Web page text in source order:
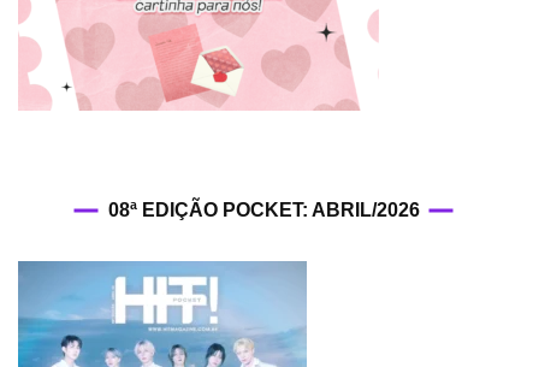
08ª EDIÇÃO POCKET: ABRIL/2026